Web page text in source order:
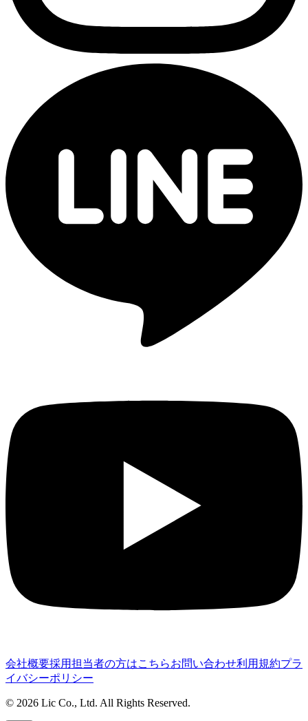
会社概要採用担当者の方はこちらお問い合わせ利用規約プラ
イバシーポリシー
© 2026 Lic Co., Ltd. All Rights Reserved.